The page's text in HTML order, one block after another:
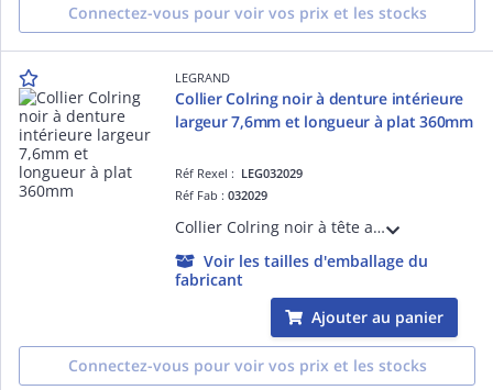
Connectez-vous pour voir vos prix et les stocks
LEGRAND
Collier Colring noir à denture intérieure
largeur 7,6mm et longueur à plat 360mm
Réf Rexel : LEG032029
Réf Fab :032029
Collier Colring noir à tête auto-bloquante à denture intérieure largeur 7,6mm et longueur à plat 360mm - diamètre de serrage de 4,8 à 98mm - protégé ultraviolets - haute température - conforme à la norme EN 62275 (NFC 68-146)
Voir les tailles d'emballage du
fabricant
Ajouter au panier
Connectez-vous pour voir vos prix et les stocks